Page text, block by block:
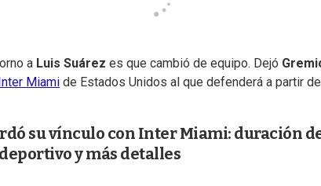
a Luis Suárez es que cambió de equipo. Dejó
Miami de Estados Unidos al que defenderá a partir
su vínculo con Inter Miami: duración
y más detalles